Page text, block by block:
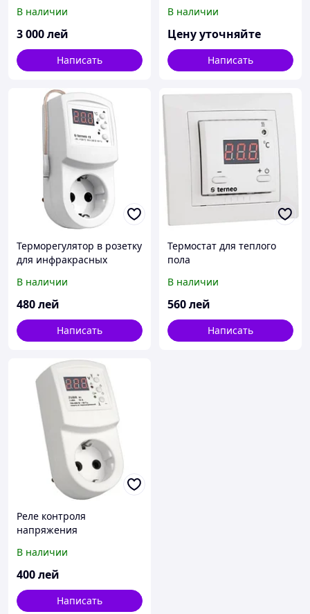
В наличии
3 000лей
Написать
В наличии
Цену уточняйте
Написать
Терморегулятор в розетку
для инфракрасных
конвекторов
В наличии
480лей
Написать
Термостат для теплого
пола
В наличии
560лей
Написать
Реле контроля
напряжения
В наличии
400лей
Написать